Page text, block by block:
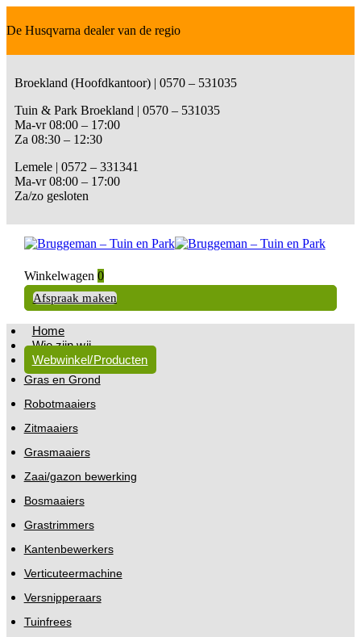
De Husqvarna dealer van de regio
Broekland (Hoofdkantoor) | 0570 – 531035
Tuin & Park Broekland | 0570 – 531035
Ma-vr 08:00 – 17:00
Za 08:30 – 12:30
Lemele | 0572 – 331341
Ma-vr 08:00 – 17:00
Za/zo gesloten
Winkelwagen 0
Afspraak maken
Home
Wie zijn wij
Webwinkel/Producten
Gras en Grond
Robotmaaiers
Zitmaaiers
Grasmaaiers
Zaai/gazon bewerking
Bosmaaiers
Grastrimmers
Kantenbewerkers
Verticuteermachine
Versnipperaars
Tuinfrees